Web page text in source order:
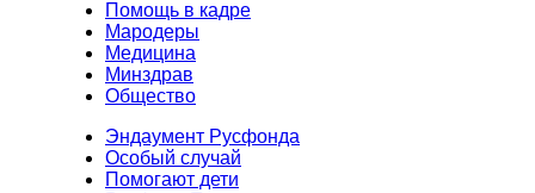
Помощь в кадре
Мародеры
Медицина
Минздрав
Общество
Эндаумент Русфонда
Особый случай
Помогают дети